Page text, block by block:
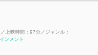
上映時間：97分
ジャンル：
ンメント